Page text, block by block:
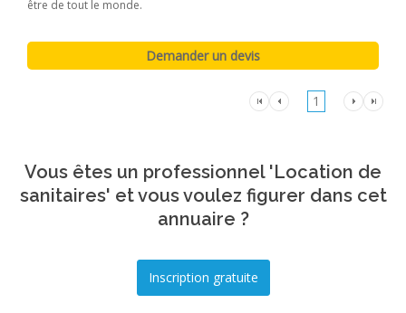
être de tout le monde.
1
Vous êtes un professionnel 'Location de
sanitaires' et vous voulez figurer dans cet
annuaire ?